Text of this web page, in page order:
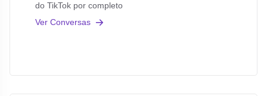
do TikTok por completo
Ver Conversas